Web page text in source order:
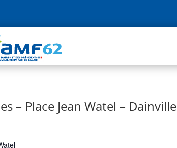
– Place Jean Watel – Dainville